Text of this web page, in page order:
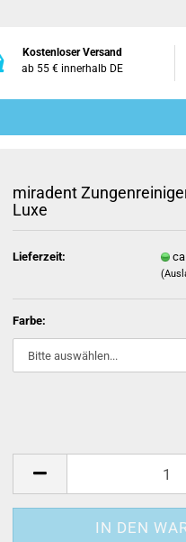
Kostenloser Versand
ab 55 € innerhalb DE
miradent
Luxe
Lieferzeit:
Farbe: